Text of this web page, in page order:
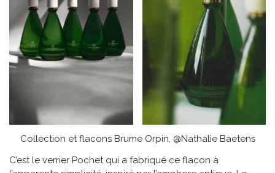
Collection et flacons Brume Orpin, @Nathalie Baetens
C’est le verrier Pochet qui a fabriqué ce flacon à